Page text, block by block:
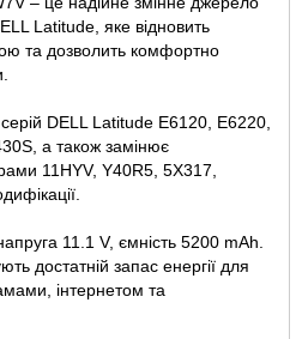
Latitude, яке відновить
та дозволить комфортно
DELL Latitude E6120, E6220,
а також замінює
11HYV, Y40R5, 5X317,
11.1 V, ємність 5200 mAh.
достатній запас енергії для
інтернетом та